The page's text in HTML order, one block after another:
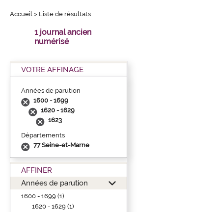
Accueil > Liste de résultats
1 journal ancien
numérisé
VOTRE AFFINAGE
Années de parution
1600 - 1699
1620 - 1629
1623
Départements
77 Seine-et-Marne
AFFINER
Années de parution
1600 - 1699 (1)
1620 - 1629 (1)